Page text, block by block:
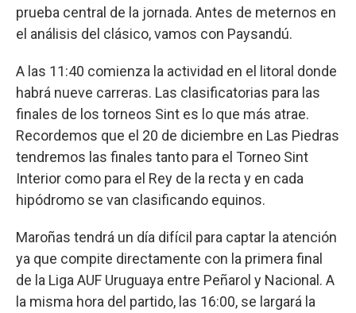
prueba central de la jornada. Antes de meternos en
el análisis del clásico, vamos con Paysandú.
A las 11:40 comienza la actividad en el litoral donde
habrá nueve carreras. Las clasificatorias para las
finales de los torneos Sint es lo que más atrae.
Recordemos que el 20 de diciembre en Las Piedras
tendremos las finales tanto para el Torneo Sint
Interior como para el Rey de la recta y en cada
hipódromo se van clasificando equinos.
Maroñas tendrá un día difícil para captar la atención
ya que compite directamente con la primera final
de la Liga AUF Uruguaya entre Peñarol y Nacional. A
la misma hora del partido, las 16:00, se largará la